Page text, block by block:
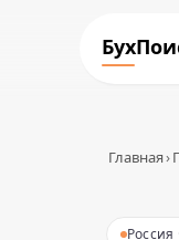
Главная›
Россия